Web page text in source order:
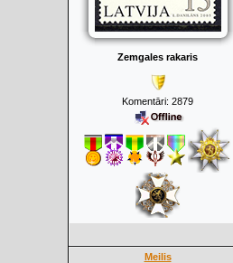
Zemgales rakaris
Komentāri: 2879
Meilis